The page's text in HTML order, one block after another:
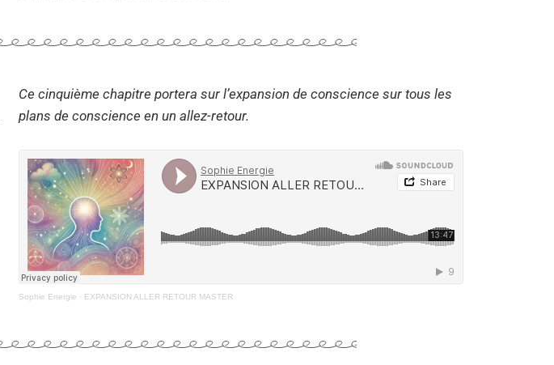
Ce cinquième chapitre portera sur l’expansion de conscience sur tous les
plans de conscience en un allez-retour.
Sophie Energie · EXPANSION ALLER RETOUR MASTER